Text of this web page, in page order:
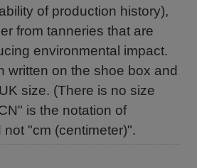
of production history),
from tanneries that are
environmental impact.
written on the shoe box and
size. (There is no size
is the notation of
"cm (centimeter)".